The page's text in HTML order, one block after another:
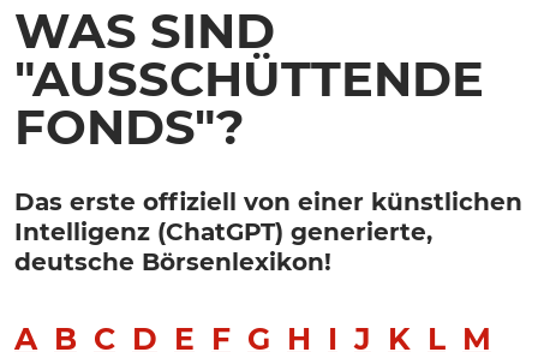
WAS SIND
"AUSSCHÜTTENDE
FONDS"?
Das erste offiziell von einer künstlichen
Intelligenz (ChatGPT) generierte,
deutsche Börsenlexikon!
A B C D E F G H I J K L M